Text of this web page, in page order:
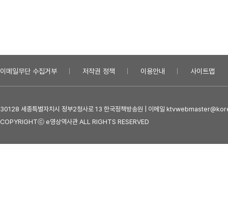
이메일무단 수집거부 저작권 정책 이용안내 사이트맵
30128 세종특별자치시 정부2청사로 13 한국정책방송원 | 이메일
COPYRIGHTⓒ e영상역사관 ALL RIGHTS RESERVED